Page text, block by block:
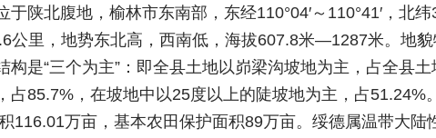
陕北腹地，榆林市东南部，东经110°04′～110°41′，北纬
公里，地势东北高，西南低，海拔607.8米—1287米。地
是“三个为主”：即全县土地以峁梁沟坡地为主，占全县土
占85.7%，在坡地中以25度以上的陡坡地为主，占51.24%
116.01万亩，基本农田保护面积89万亩。绥德属温带大陆